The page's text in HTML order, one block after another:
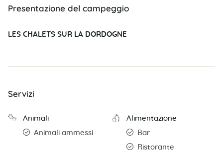
Presentazione del campeggio
LES CHALETS SUR LA DORDOGNE
Servizi
Animali
Animali ammessi
Alimentazione
Bar
Ristorante